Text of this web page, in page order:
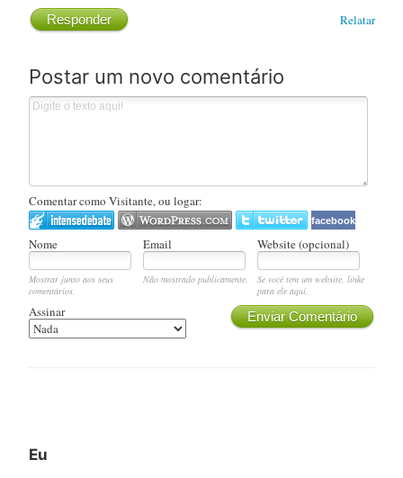
Relatar
Responder
Postar um novo comentário
Comentar como Visitante, ou logar:
facebook
Nome Email Website (opcional)
Mostrar junto aos seus
comentários.
Não mostrado publicamente.
Se você tem um website, linke
para ele aqui.
Enviar Comentário
Assinar
Eu